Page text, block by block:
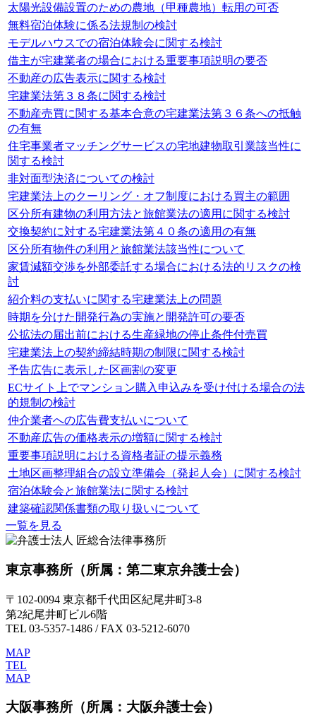
太陽光設備設置のための農地（甲種農地）転用の可否
無料宿泊体験に係る法規制の検討
モデルハウスでの宿泊体験会に関する検討
借主が宅建業者の場合における重要事項説明の要否
不動産の広告表示に関する検討
宅建業法第３８条に関する検討
不動産売買に関する基本合意の宅建業法第３６条への抵触
の有無
住宅事業者マッチングサービスの宅地建物取引業該当性に
関する検討
非対面型決済についての検討
宅建業法上のクーリング・オフ制度における買主の範囲
区分所有建物の利用方法と旅館業法の適用に関する検討
交換契約に対する宅建業法第４０条の適用の有無
区分所有物件の利用と旅館業法該当性について
家賃減額交渉を外部委託する場合における法的リスクの検
討
紹介料の支払いに関する宅建業法上の問題
時期を分けた開発行為の実施と開発許可の要否
公拡法の届出前における生産緑地の停止条件付売買
宅建業法上の契約締結時期の制限に関する検討
予告広告に表示した区画割の変更
ECサイト上でマンション購入申込みを受け付ける場合の法
的規制の検討
仲介業者への広告費支払いについて
不動産広告の価格表示の増額に関する検討
重要事項説明における資格者証の提示義務
土地区画整理組合の設立準備会（発起人会）に関する検討
宿泊体験会と旅館業法に関する検討
建築確認関係書類の取り扱いについて
一覧を見る
東京事務所 （所属：第二東京弁護士会）
〒102-0094 東京都千代田区紀尾井町3-8
第2紀尾井町ビル6階
TEL 03-5357-1486 / FAX 03-5212-6070
MAP
TEL
MAP
大阪事務所 （所属：大阪弁護士会）